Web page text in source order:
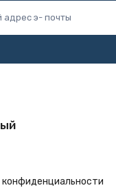
конфиденциальности